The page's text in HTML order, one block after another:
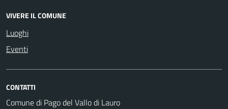
VIVERE IL COMUNE
Luoghi
Eventi
CONTATTI
Comune di Pago del Vallo di Lauro